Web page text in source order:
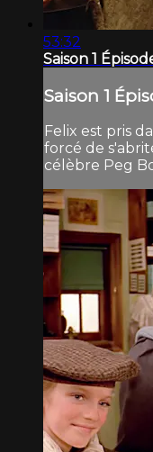
53:32
Saison 1
Saison 1
Felix est pris
forcé de
célèbre Peg